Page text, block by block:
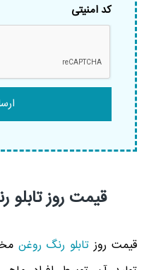
کد امنیتی
قیمت روز
قیمت روز تابلو رنگ روغن